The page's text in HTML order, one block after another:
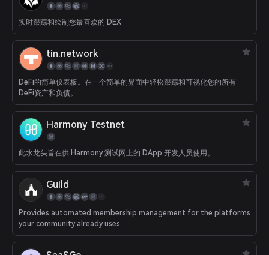
实时跟踪和绘制您最喜欢的 DEX
tin.network
DeFi的简单仪表板。在一个简单的界面中轻松跟踪和可视化您的所有
DeFi资产和负债。
Harmony Testnet
此水龙头旨在供 Harmony 测试网上的 DApp 开发人员使用。
Guild
Provides automated membership management for the platforms
your community already uses.